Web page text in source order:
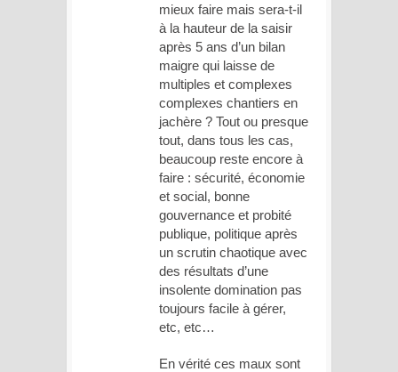
mieux faire mais sera-t-il
à la hauteur de la saisir
après 5 ans d’un bilan
maigre qui laisse de
multiples et complexes
complexes chantiers en
jachère ? Tout ou presque
tout, dans tous les cas,
beaucoup reste encore à
faire : sécurité, économie
et social, bonne
gouvernance et probité
publique, politique après
un scrutin chaotique avec
des résultats d’une
insolente domination pas
toujours facile à gérer,
etc, etc…
En vérité ces maux sont